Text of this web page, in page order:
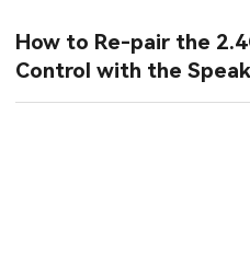
How to Re-pair the
Control with the